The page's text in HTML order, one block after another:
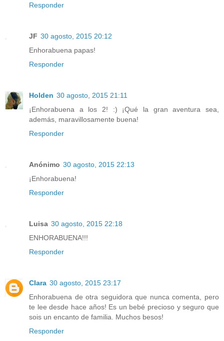
Responder
JF 30 agosto, 2015 20:12
Enhorabuena papas!
Responder
Holden 30 agosto, 2015 21:11
¡Enhorabuena a los 2! :) ¡Qué la gran aventura sea,
además, maravillosamente buena!
Responder
Anónimo 30 agosto, 2015 22:13
¡Enhorabuena!
Responder
Luisa 30 agosto, 2015 22:18
ENHORABUENA!!!
Responder
Clara 30 agosto, 2015 23:17
Enhorabuena de otra seguidora que nunca comenta, pero
te lee desde hace años! Es un bebé precioso y seguro que
sois un encanto de familia. Muchos besos!
Responder